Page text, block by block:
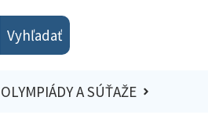
Vyhľadať
OLYMPIÁDY A SÚŤAŽE